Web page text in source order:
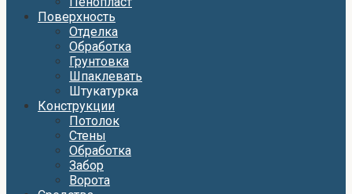
Поверхность
Отделка
Обработка
Грунтовка
Шпаклевать
Штукатурка
Конструкции
Потолок
Стены
Обработка
Забор
Ворота